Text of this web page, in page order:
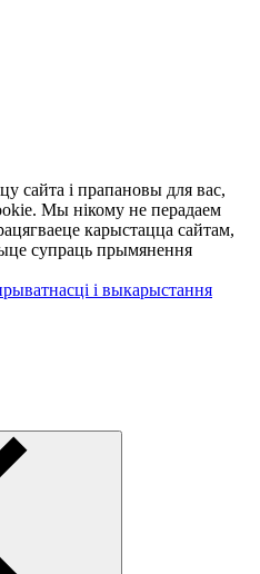
сайта і прапановы для вас,
Мы нікому не перадаем
карыстацца сайтам,
супраць прымянення
і выкарыстання